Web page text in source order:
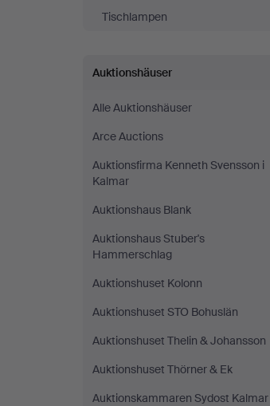
Tischlampen
Auktionshäuser
Alle Auktionshäuser
Arce Auctions
Auktionsfirma Kenneth Svensson i
Kalmar
Auktionshaus Blank
Auktionshaus Stuber's
Hammerschlag
Auktionshuset Kolonn
Auktionshuset STO Bohuslän
Auktionshuset Thelin & Johansson
Auktionshuset Thörner & Ek
Auktionskammaren Sydost Kalmar